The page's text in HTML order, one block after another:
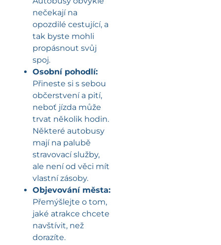
nečekají na
opozdilé cestující, a
tak byste mohli
propásnout svůj
spoj.
Osobní pohodlí:
Přineste si s sebou
občerstvení a pití,
neboť jízda může
trvat několik hodin.
Některé autobusy
mají na palubě
stravovací služby,
ale není od věci mít
vlastní zásoby.
Objevování města:
Přemýšlejte o tom,
jaké atrakce chcete
navštívit, než
dorazíte.